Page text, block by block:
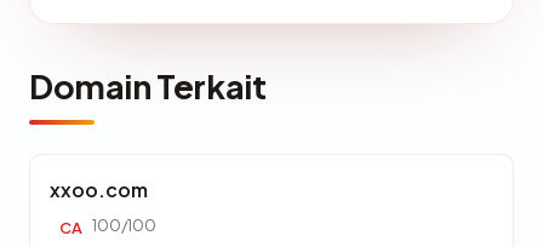
Domain Terkait
xxoo.com
CA 100/100